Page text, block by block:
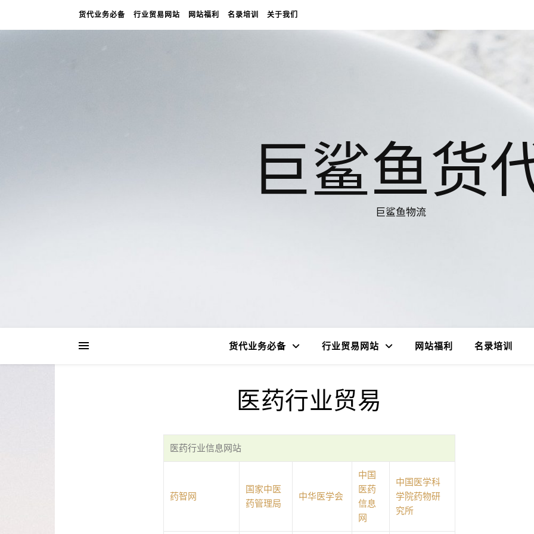
货代业务必备 行业贸易网站 网站福利 名录培训 关于我们
巨鲨鱼货
巨鲨鱼物流
货代业务必备 行业贸易网站 网站福利 名录培训
医药行业贸易
医药行业信息网站
药智网
国家中医
药管理局
中华医学会
中国
医药
信息
网
中国医学科
学院药物研
究所